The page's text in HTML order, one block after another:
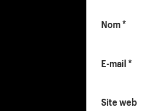
Nom*
E-mail *
Site web